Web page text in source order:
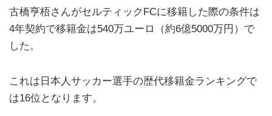
古橋亨梧さんがセルティックFCに移籍した際の条件は
4年契約で移籍金は540万ユーロ（約6億5000万円）で
した。
これは日本人サッカー選手の歴代移籍金ランキングで
は16位となります。